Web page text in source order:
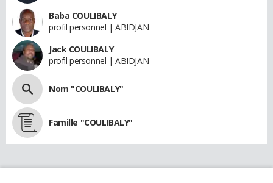
Baba COULIBALY
profil personnel | ABIDJAN
Jack COULIBALY
profil personnel | ABIDJAN
Nom "COULIBALY"
Famille "COULIBALY"